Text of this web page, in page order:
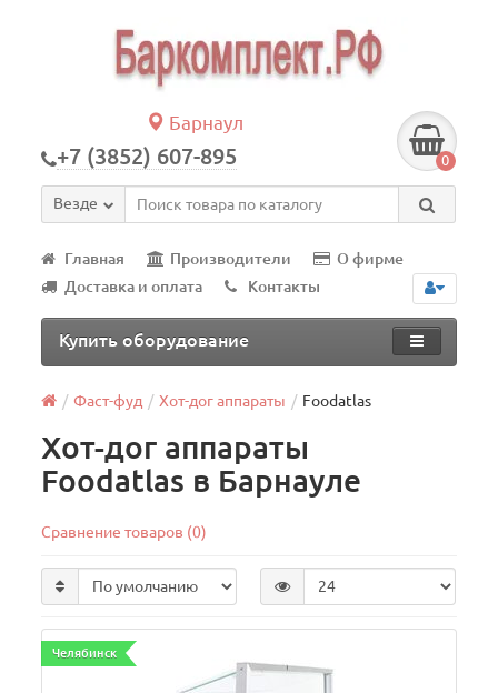
Барнаул
+7 (3852) 607-895 0
Везде
Главная Производители
О фирме
Доставка и оплата
Контакты
Купить оборудование
Фаст-фуд Хот-дог аппараты Foodatlas
Хот-дог аппараты
Foodatlas в Барнауле
Сравнение товаров (0)
Челябинск